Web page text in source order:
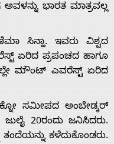
ಭಾರತ ಮಾತ್ರವಲ್ಲ
ಸಿನ್ಹಾ. ಇವರು ವಿಶ್ವದ
ಏರಿದ ಪ್ರಪಂಚದ ಹಾಗೂ
ಮೌಂಟ್ ಎವರೆಸ್ಟ್ ಏರಿದ
ಸಮೀಪದ ಅಂಬೇಡ್ಕರ್
20ರಂದು ಜನಿಸಿದರು.
ಕಳೆದುಕೊಂಡರು.